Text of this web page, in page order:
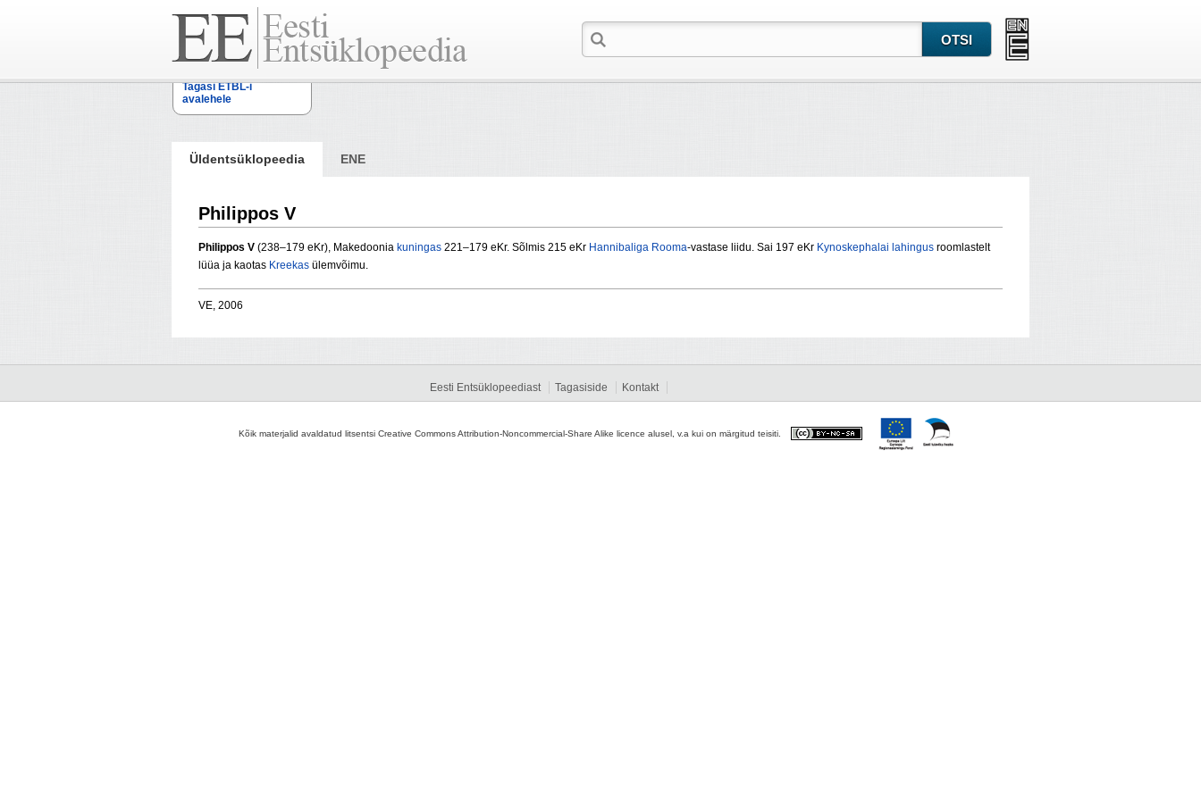
Tagasi ETBL-i
avalehele
Üldentsüklopeedia ENE
Philippos V
Philippos V (238–179 eKr), Makedoonia kuningas 221–179 eKr. Sõlmis 215 eKr Hannibaliga Rooma-vastase liidu. Sai 197 eKr Kynoskephalai lahingus roomlastelt
lüüa ja kaotas Kreekas ülemvõimu.
VE, 2006
Eesti Entsüklopeediast Tagasiside Kontakt
Kõik materjalid avaldatud litsentsi Creative Commons Attribution-Noncommercial-Share Alike licence alusel, v.a kui on märgitud teisiti.